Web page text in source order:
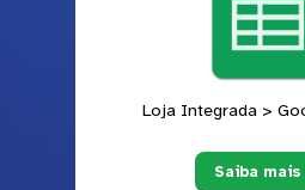
Loja Integrada >
Saiba